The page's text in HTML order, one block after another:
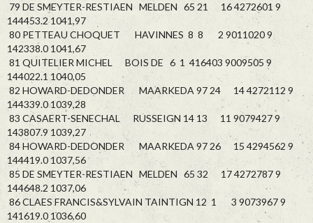
79 DE SMEYTER-RESTIAEN MELDEN 65 21 16 4272601 9
144453.2 1041,97
80 PETTEAU CHOQUET HAVINNES 8 8 2 9011020 9
142338.0 1041,67
81 QUITELIER MICHEL BOIS DE 6 1 416403 9009505 9
144022.1 1040,05
82 HOWARD-DEDONDER MAARKEDA 97 24 14 4272112 9
144339.0 1039,28
83 CASAERT-SENECHAL RUSSEIGN 14 13 11 9079427 9
143807.9 1039,27
84 HOWARD-DEDONDER MAARKEDA 97 26 15 4294562 9
144419.0 1037,56
85 DE SMEYTER-RESTIAEN MELDEN 65 32 17 4272787 9
144648.2 1037,06
86 CLAES FRANCIS&SYLVAIN TAINTIGN 12 1 3 9073967 9
141619.0 1036,60